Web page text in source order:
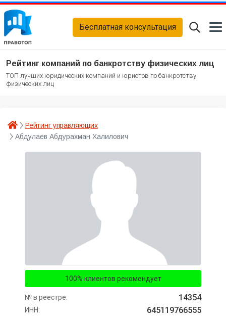
Бесплатная консультация
Рейтинг компаний по банкротству физических лиц
ТОП лучших юридических компаний и юристов по банкротству
физических лиц
Рейтинг управляющих
Абдулаев Абдурахман Халилович
100% клиентов рекомендует
№ в реестре: 14354
ИНН: 645119766555